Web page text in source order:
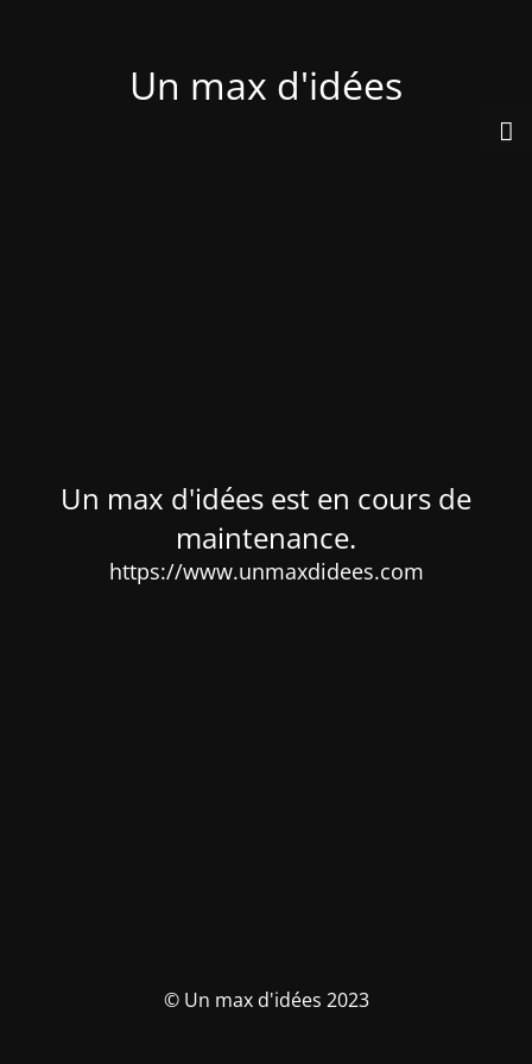
Un max d'idées
Un max d'idées est en cours de
maintenance.
https://www.unmaxdidees.com
© Un max d'idées 2023